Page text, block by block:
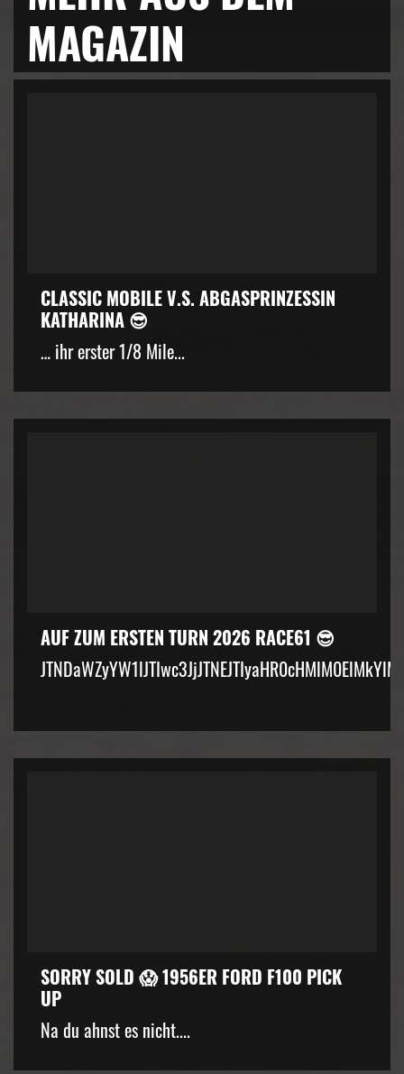
MAGAZIN
CLASSIC MOBILE V.S. ABGASPRINZESSIN
KATHARINA 😎
… ihr erster 1/8 Mile...
AUF ZUM ERSTEN TURN 2026 RACE61 😎
SORRY SOLD 😱 1956ER FORD F100 PICK
UP
Na du ahnst es nicht....